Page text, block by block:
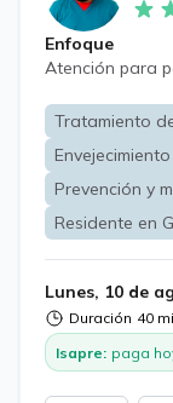
Enfoque
Atención para
Tratamiento
Prevención y
Residente en
Lunes, 10 de
Duración 40
Isapre: paga